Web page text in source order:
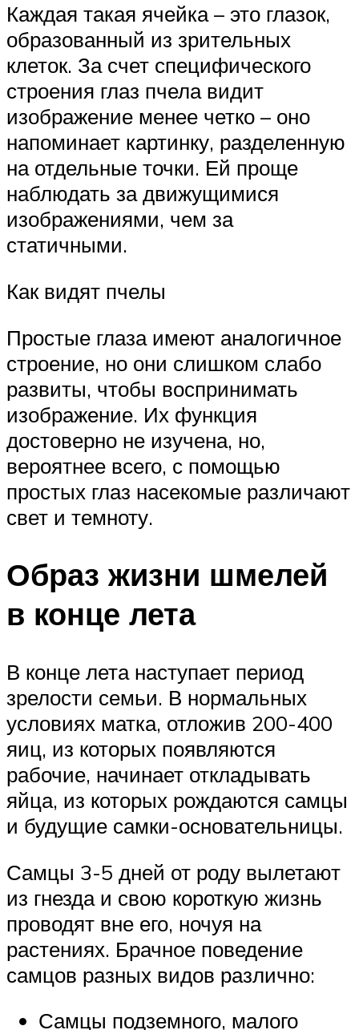
Каждая такая ячейка – это глазок,
образованный из зрительных
клеток. За счет специфического
строения глаз пчела видит
изображение менее четко – оно
напоминает картинку, разделенную
на отдельные точки. Ей проще
наблюдать за движущимися
изображениями, чем за
статичными.
Как видят пчелы
Простые глаза имеют аналогичное
строение, но они слишком слабо
развиты, чтобы воспринимать
изображение. Их функция
достоверно не изучена, но,
вероятнее всего, с помощью
простых глаз насекомые различают
свет и темноту.
Образ жизни шмелей
в конце лета
В конце лета наступает период
зрелости семьи. В нормальных
условиях матка, отложив 200-400
яиц, из которых появляются
рабочие, начинает откладывать
яйца, из которых рождаются самцы
и будущие самки-основательницы.
Самцы 3-5 дней от роду вылетают
из гнезда и свою короткую жизнь
проводят вне его, ночуя на
растениях. Брачное поведение
самцов разных видов различно:
Самцы подземного, малого